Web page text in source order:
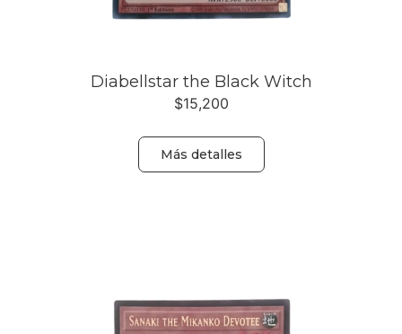
Diabellstar the Black Witch
$15,200
Más detalles